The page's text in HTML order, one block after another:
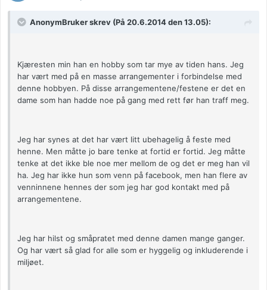
AnonymBruker skrev (På 20.6.2014 den 13.05):
Kjæresten min han en hobby som tar mye av tiden hans. Jeg
har vært med på en masse arrangementer i forbindelse med
denne hobbyen. På disse arrangementene/festene er det en
dame som han hadde noe på gang med rett før han traff meg.
Jeg har synes at det har vært litt ubehagelig å feste med
henne. Men måtte jo bare tenke at fortid er fortid. Jeg måtte
tenke at det ikke ble noe mer mellom de og det er meg han vil
ha. Jeg har ikke hun som venn på facebook, men han flere av
venninnene hennes der som jeg har god kontakt med på
arrangementene.
Jeg har hilst og småpratet med denne damen mange ganger.
Og har vært så glad for alle som er hyggelig og inkluderende i
miljøet.